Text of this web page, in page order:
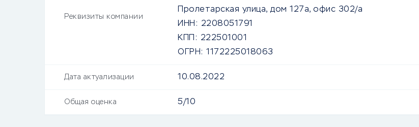
Реквизиты компании
Пролетарская улица, дом 127а, офис 302/а
ИНН: 2208051791
КПП: 222501001
ОГРН: 1172225018063
Дата актуализации 10.08.2022
Общая оценка 5/10